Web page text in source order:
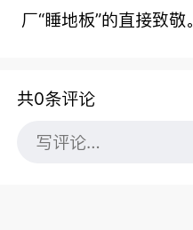
厂“睡地板”的直接致敬。
共0条评论